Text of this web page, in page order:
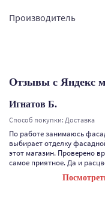
Производитель
Отзывы с Яндекс
Игнатов Б.
Способ покупки: Доставка
По работе занимаюсь
выбирает отделку
этот магазин. Проверено
самое приятное. Да и